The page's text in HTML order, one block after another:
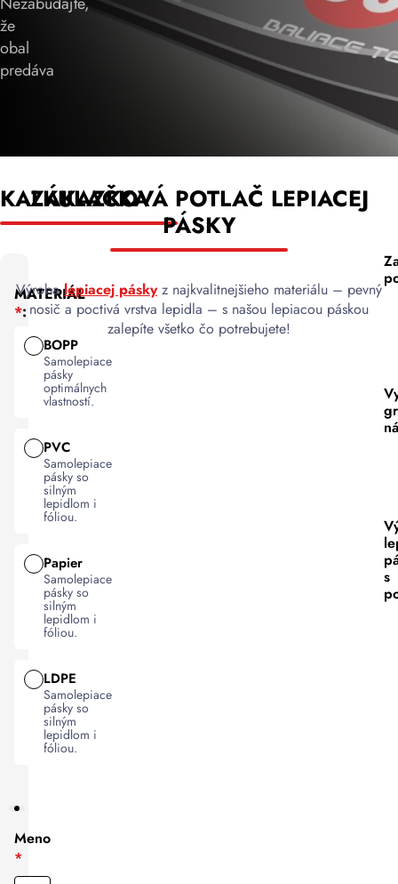
že
obal
predáva
KALKULAČKA
MATERIÁL
:
BOPP
Samolepiace
pásky
optimálnych
vlastností.
PVC
Samolepiace
pásky so
silným
lepidlom i
fóliou.
Papier
Samolepiace
pásky so
silným
lepidlom i
fóliou.
LDPE
Samolepiace
pásky so
silným
lepidlom i
fóliou.
Meno
ZÁKAZKOVÁ POTLAČ LEPIACEJ
PÁSKY
Výrobalepiacej páskyz najkvalitnejšieho materiálu – pevný
nosič a poctivá vrstva lepidla – s našou lepiacou páskou
zalepíte všetko čo potrebujete!
s